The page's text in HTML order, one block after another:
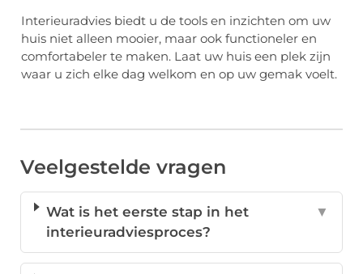
Interieuradvies biedt u de tools en inzichten om uw
huis niet alleen mooier, maar ook functioneler en
comfortabeler te maken. Laat uw huis een plek zijn
waar u zich elke dag welkom en op uw gemak voelt.
Veelgestelde vragen
Wat is het eerste stap in het
interieuradviesproces?
▼